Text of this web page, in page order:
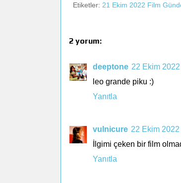
Etiketler: 21 Ekim 2022 Film
2 yorum:
deeptone 22 Ekim
leo grande piku :)
Yanıtla
vulnicure 22 Ekim 2022
İlgimi çeken bir film
Yanıtla